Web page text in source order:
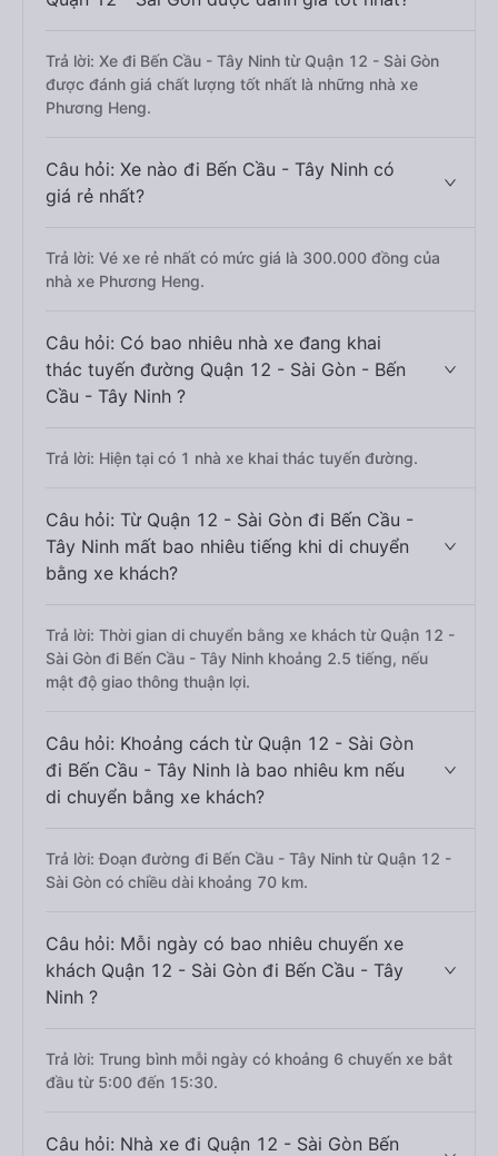
Trả lời: Xe đi Bến Cầu - Tây Ninh từ Quận 12 - Sài Gòn
được đánh giá chất lượng tốt nhất là những nhà xe
Phương Heng.
Câu hỏi: Xe nào đi Bến Cầu - Tây Ninh có
giá rẻ nhất?
Trả lời: Vé xe rẻ nhất có mức giá là 300.000 đồng của
nhà xe Phương Heng.
Câu hỏi: Có bao nhiêu nhà xe đang khai
thác tuyến đường Quận 12 - Sài Gòn - Bến
Cầu - Tây Ninh ?
Trả lời: Hiện tại có 1 nhà xe khai thác tuyến đường.
Câu hỏi: Từ Quận 12 - Sài Gòn đi Bến Cầu -
Tây Ninh mất bao nhiêu tiếng khi di chuyển
bằng xe khách?
Trả lời: Thời gian di chuyển bằng xe khách từ Quận 12 -
Sài Gòn đi Bến Cầu - Tây Ninh khoảng 2.5 tiếng, nếu
mật độ giao thông thuận lợi.
Câu hỏi: Khoảng cách từ Quận 12 - Sài Gòn
đi Bến Cầu - Tây Ninh là bao nhiêu km nếu
di chuyển bằng xe khách?
Trả lời: Đoạn đường đi Bến Cầu - Tây Ninh từ Quận 12 -
Sài Gòn có chiều dài khoảng 70 km.
Câu hỏi: Mỗi ngày có bao nhiêu chuyến xe
khách Quận 12 - Sài Gòn đi Bến Cầu - Tây
Ninh ?
Trả lời: Trung bình mỗi ngày có khoảng 6 chuyến xe bắt
đầu từ 5:00 đến 15:30.
Câu hỏi: Nhà xe đi Quận 12 - Sài Gòn Bến